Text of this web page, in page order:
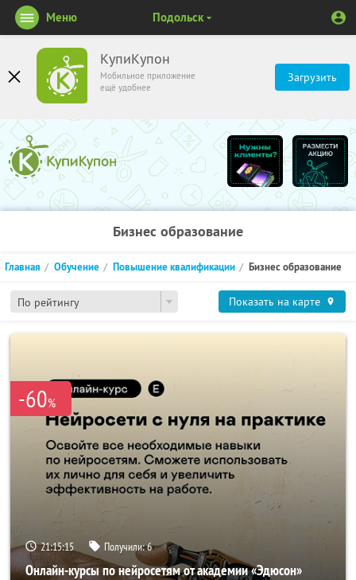
КупиКупон
Мобильное приложение
ещё удобнее
Загрузить
Меню Подольск
Бизнес образование
По рейтингу
Главная Обучение Повышение квалификации Бизнес образование
Показать на карте
-60%
21:15:15 Получили:6
Онлайн-курсы по нейросетям от академии «Эдюсон»